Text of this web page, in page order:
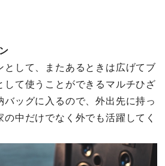
として、またあるときは広げてブ
して使うことができるマルチひざ
ッグに入るので、外出先に持っ
中だけでなく外でも活躍してく